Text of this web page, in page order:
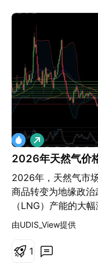
2026年天然气价
2026年，天然气市
商品转变为地缘政
（LNG）产能的大
整个能源格局。美
在2030年前向市场
种充裕的供应压低
做
多
由UDIS_View提供
1